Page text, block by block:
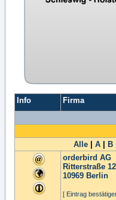
Info
Firma
Alle
A B
orderbird AG
Ritterstraße
10969 Berlin
[ Eintrag